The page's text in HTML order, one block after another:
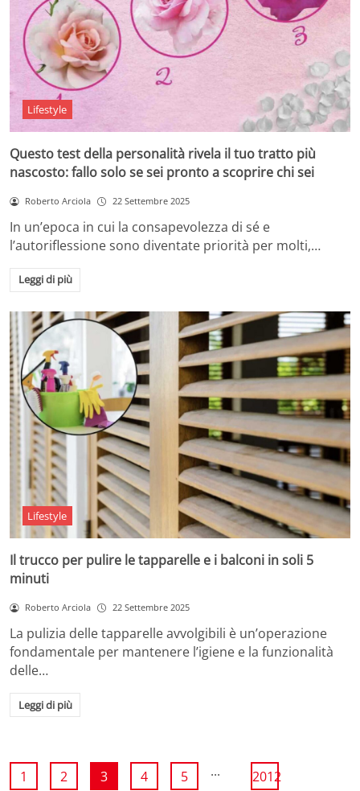
Lifestyle
Questo test della personalità rivela il tuo tratto più
nascosto: fallo solo se sei pronto a scoprire chi sei
Roberto Arciola 22 Settembre 2025
In un’epoca in cui la consapevolezza di sé e
l’autoriflessione sono diventate priorità per molti,…
Leggi di più
Lifestyle
Il trucco per pulire le tapparelle e i balconi in soli 5
minuti
Roberto Arciola 22 Settembre 2025
La pulizia delle tapparelle avvolgibili è un’operazione
fondamentale per mantenere l’igiene e la funzionalità
delle…
Leggi di più
1 2 3 4 5 ... 2012